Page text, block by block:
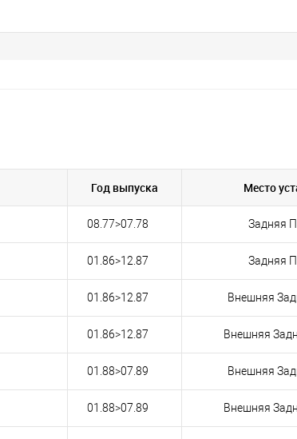
Год выпуска Место
08.77>07.78 Задняя
01.86>12.87 Задняя
01.86>12.87 Внешняя
01.86>12.87 Внешняя
01.88>07.89 Внешняя
01.88>07.89 Внешняя